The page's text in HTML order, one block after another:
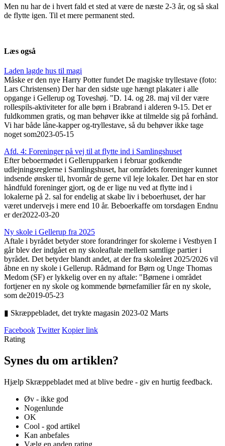
Men nu har de i hvert fald et sted at være de næste 2-3 år, og så skal
de flytte igen. Til et mere permanent sted.
Læs også
Laden lagde hus til magi
Måske er den nye Harry Potter fundet De magiske tryllestave (foto:
Lars Christensen) Der har den sidste uge hængt plakater i alle
opgange i Gellerup og Toveshøj. "D. 14. og 28. maj vil der være
rollespils-aktiviteter for alle børn i Brabrand i alderen 9-15. Det er
fuldkommen gratis, og man behøver ikke at tilmelde sig på forhånd.
Vi har både låne-kapper og-tryllestave, så du behøver ikke tage
noget som2023-05-15
Afd. 4: Foreninger på vej til at flytte ind i Samlingshuset
Efter beboermødet i Gellerupparken i februar godkendte
udlejningsreglerne i Samlingshuset, har områdets for­eninger kunnet
indsende ønsker til, hvornår de gerne vil leje lokaler. Det har en stor
håndfuld foreninger gjort, og de er lige nu ved at flytte ind i
lokalerne på 2. sal for endelig at skabe liv i beboerhuset, der har
været undervejs i mere end 10 år. Beboerkaffe om torsdagen Endnu
er der2022-03-20
Ny skole i Gellerup fra 2025
Aftale i byrådet betyder store forandringer for skolerne i Vestbyen I
går blev der indgået en ny skoleaftale mellem samtlige partier i
byrådet. Det betyder blandt andet, at der fra skoleåret 2025/2026 vil
åbne en ny skole i Gellerup. Rådmand for Børn og Unge Thomas
Medom (SF) er lykkelig over en ny aftale: "Børnene i området
fortjener en ny skole og kommende børnefamilier får en ny skole,
som de2019-05-23
▮ Skræppebladet, det trykte magasin 2023-02 Marts
Facebook Twitter Kopier link
Rating
Synes du om artiklen?
Hjælp Skræppebladet med at blive bedre - giv en hurtig feedback.
Øv - ikke god
Nogenlunde
OK
Cool - god artikel
Kan anbefales
Vælg en anden rating